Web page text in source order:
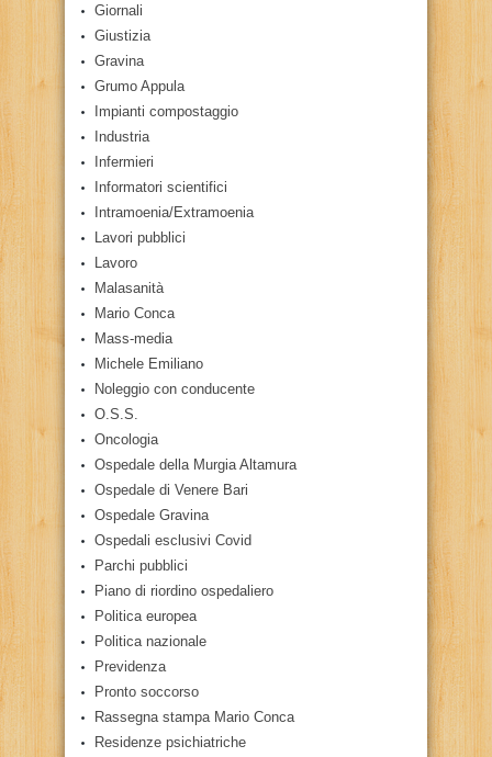
Giornali
Giustizia
Gravina
Grumo Appula
Impianti compostaggio
Industria
Infermieri
Informatori scientifici
Intramoenia/Extramoenia
Lavori pubblici
Lavoro
Malasanità
Mario Conca
Mass-media
Michele Emiliano
Noleggio con conducente
O.S.S.
Oncologia
Ospedale della Murgia Altamura
Ospedale di Venere Bari
Ospedale Gravina
Ospedali esclusivi Covid
Parchi pubblici
Piano di riordino ospedaliero
Politica europea
Politica nazionale
Previdenza
Pronto soccorso
Rassegna stampa Mario Conca
Residenze psichiatriche